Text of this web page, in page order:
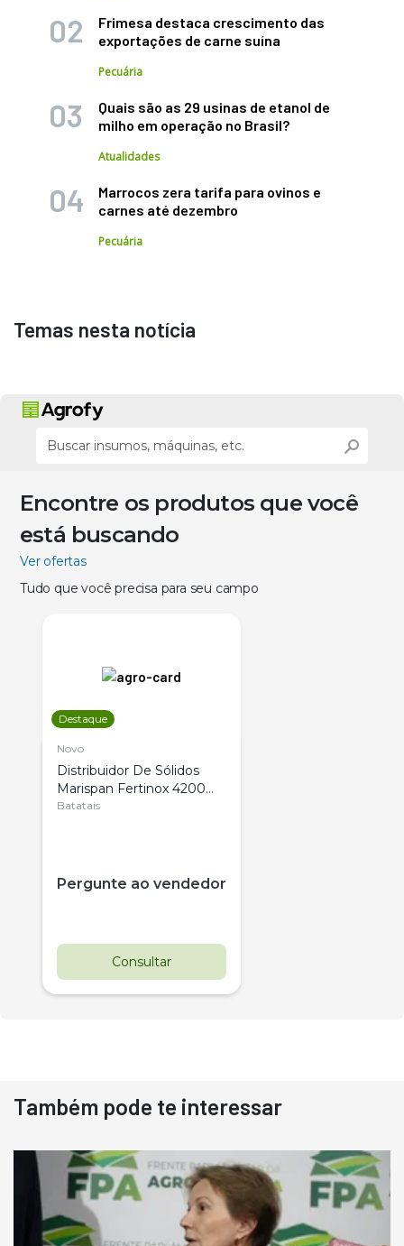
Frimesa destaca crescimento das
exportações de carne suína
Pecuária
Quais são as 29 usinas de etanol de
milho em operação no Brasil?
Atualidades
Marrocos zera tarifa para ovinos e
carnes até dezembro
Pecuária
Temas nesta notícia
Encontre os produtos que você
está buscando
Ver ofertas
Tudo que você precisa para seu campo
Destaque
Novo
Distribuidor De Sólidos
Marispan Fertinox 4200
Citrus
Batatais
Pergunte ao vendedor
Consultar
Destaque
Usado
Pá Carregadeira Cat 966
Ano 1987
Londrina
Também pode te interessar